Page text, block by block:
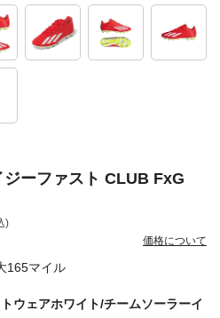
165マイル
ーファスト CLUB FxG
)
価格について
ウェアホワイト/チームソーラーイ